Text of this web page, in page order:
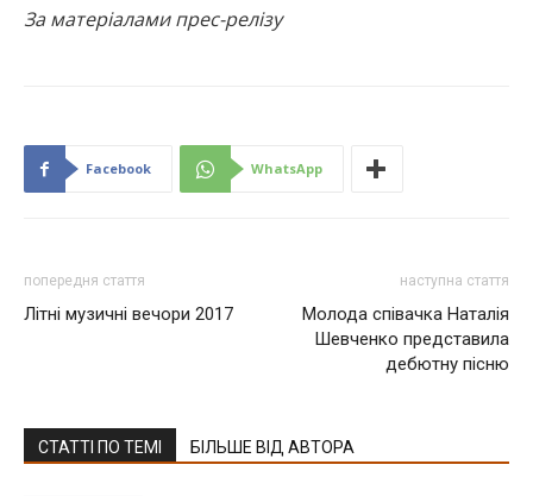
За матеріалами прес-релізу
Facebook WhatsApp
попередня стаття
Літні музичні вечори 2017
наступна стаття
Молода співачка Наталія
Шевченко представила
дебютну пісню
СТАТТІ ПО ТЕМІ БІЛЬШЕ ВІД АВТОРА